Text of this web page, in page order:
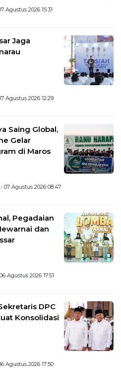
Agustus 2026 15:31
Jaga
Agustus 2026 12:29
Saing Global,
Gelar
di Maros
- 07 Agustus 2026 08:47
Pegadaian
dan
Agustus 2026 17:51
DPC
Konsolidasi
Agustus 2026 17:50